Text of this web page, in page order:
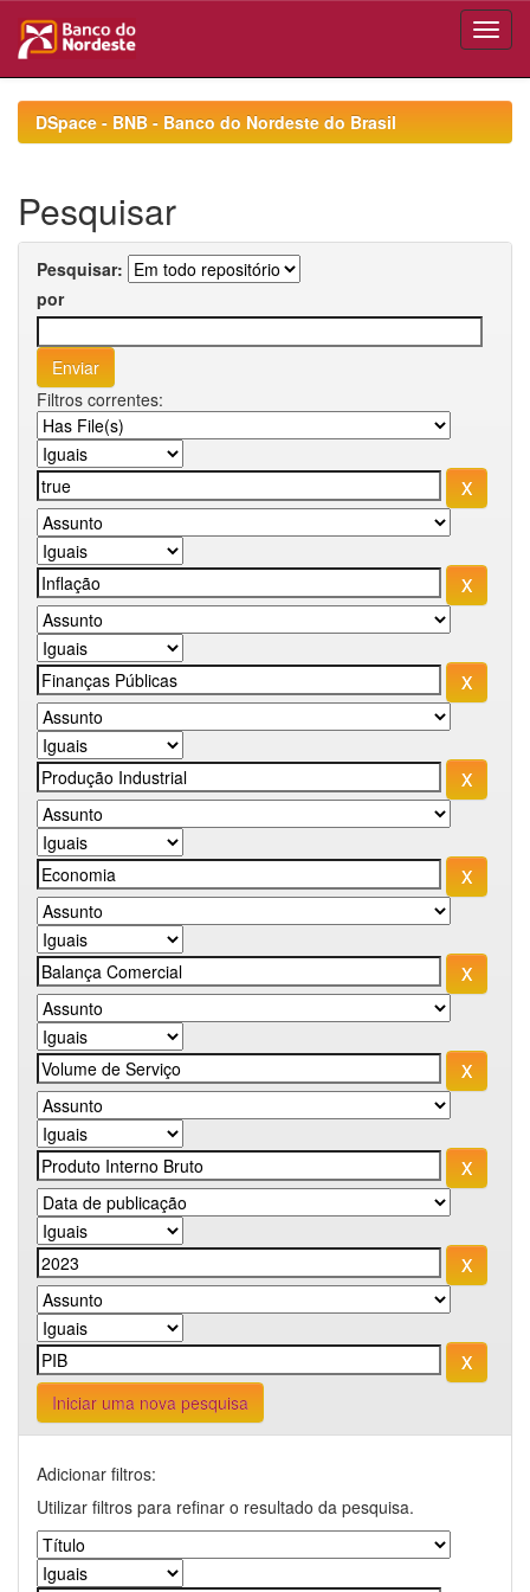
navigationDSpace - BNB - Banco do Nordeste do Brasil
Pesquisar
Pesquisar:
por
Filtros correntes:
Iniciar uma nova pesquisa
Adicionar filtros:
Utilizar filtros para refinar o resultado da pesquisa.